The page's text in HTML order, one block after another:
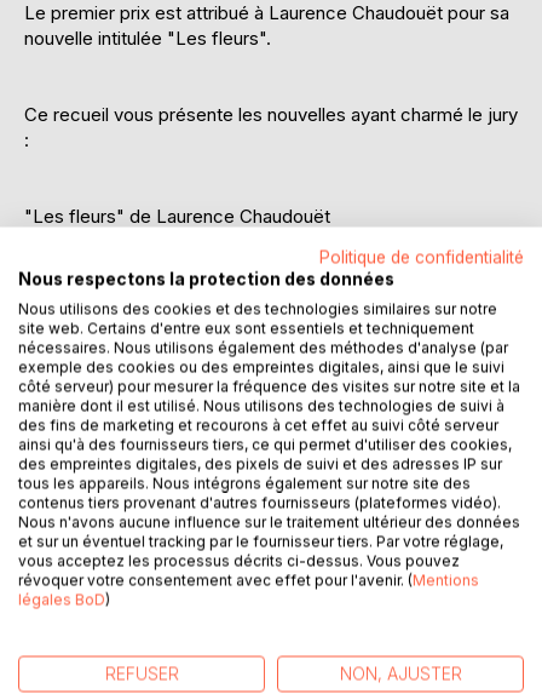
Le premier prix est attribué à Laurence Chaudouët pour sa
nouvelle intitulée "Les fleurs".
Ce recueil vous présente les nouvelles ayant charmé le jury
:
"Les fleurs" de Laurence Chaudouët
"Charlotte fourrée" de France Bouyrou
"La moindre des choses" de Michel Naudin
"Le violoniste" de Bertrand Ruault
"Trompe-l'oeil' de Pierre Buffiere de Lair
"Chloé : 38" de Marlène Lafont
"Vive le roi !" de Marc Gérard
"Le virus de Fortescue" de Luc Leens
"Si le potager m'était conté" de Clotilde Hérault
Politique de confidentialité
Nous respectons la protection des données
Nous utilisons des cookies et des technologies similaires sur notre
site web. Certains d'entre eux sont essentiels et techniquement
nécessaires. Nous utilisons également des méthodes d'analyse (par
exemple des cookies ou des empreintes digitales, ainsi que le suivi
côté serveur) pour mesurer la fréquence des visites sur notre site et la
manière dont il est utilisé. Nous utilisons des technologies de suivi à
des fins de marketing et recourons à cet effet au suivi côté serveur
ainsi qu'à des fournisseurs tiers, ce qui permet d'utiliser des cookies,
des empreintes digitales, des pixels de suivi et des adresses IP sur
tous les appareils. Nous intégrons également sur notre site des
contenus tiers provenant d'autres fournisseurs (plateformes vidéo).
Nous n'avons aucune influence sur le traitement ultérieur des données
et sur un éventuel tracking par le fournisseur tiers. Par votre réglage,
vous acceptez les processus décrits ci-dessus. Vous pouvez
révoquer votre consentement avec effet pour l'avenir. (Mentions
légales BoD)
REFUSER NON, AJUSTER